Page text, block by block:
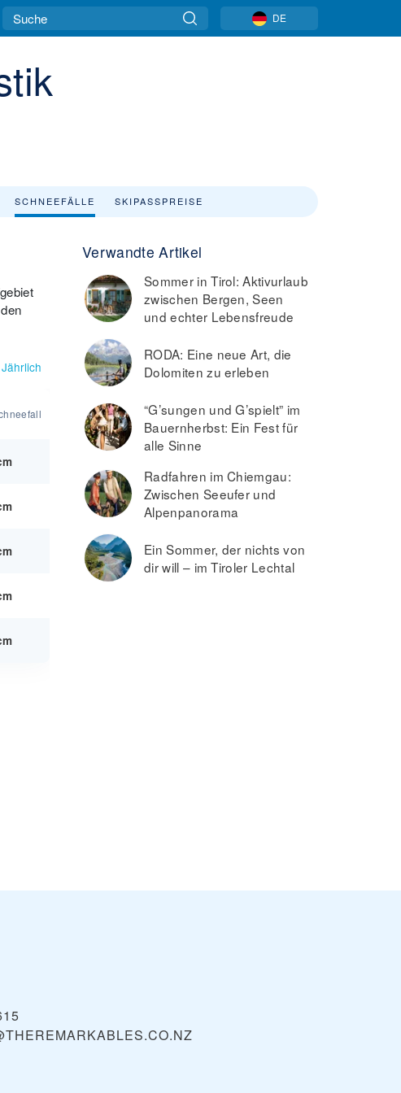
DE
SCHNEEFÄLLE SKIPASSPREISE
Jährlich
Verwandte Artikel
Sommer in Tirol: Aktivurlaub
zwischen Bergen, Seen
und echter Lebensfreude
RODA: Eine neue Art, die
Dolomiten zu erleben
“G’sungen und G’spielt” im
Bauernherbst: Ein Fest für
alle Sinne
Radfahren im Chiemgau:
Zwischen Seeufer und
Alpenpanorama
Ein Sommer, der nichts von
dir will – im Tiroler Lechtal